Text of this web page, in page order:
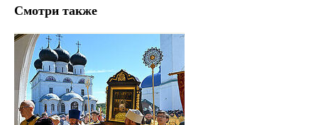
Смотри также